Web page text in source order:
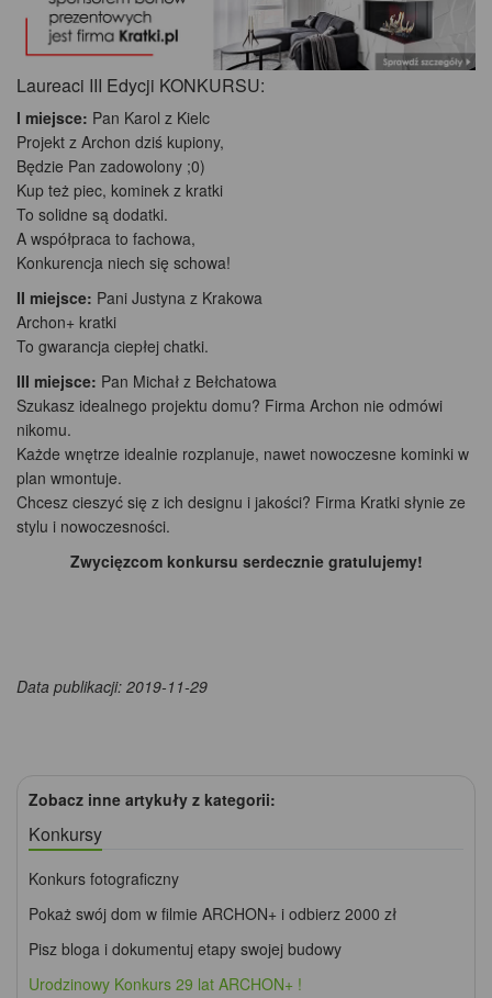
Laureaci III Edycji KONKURSU:
I miejsce: Pan Karol z Kielc
Projekt z Archon dziś kupiony,
Będzie Pan zadowolony ;0)
Kup też piec, kominek z kratki
To solidne są dodatki.
A współpraca to fachowa,
Konkurencja niech się schowa!
II miejsce: Pani Justyna z Krakowa
Archon+ kratki
To gwarancja ciepłej chatki.
III miejsce: Pan Michał z Bełchatowa
Szukasz idealnego projektu domu? Firma Archon nie odmówi
nikomu.
Każde wnętrze idealnie rozplanuje, nawet nowoczesne kominki w
plan wmontuje.
Chcesz cieszyć się z ich designu i jakości? Firma Kratki słynie ze
stylu i nowoczesności.
Zwycięzcom konkursu serdecznie gratulujemy!
Data publikacji: 2019-11-29
Zobacz inne artykuły z kategorii:
Konkursy
Konkurs fotograficzny
Pokaż swój dom w filmie ARCHON+ i odbierz 2000 zł
Pisz bloga i dokumentuj etapy swojej budowy
Urodzinowy Konkurs 29 lat ARCHON+ !